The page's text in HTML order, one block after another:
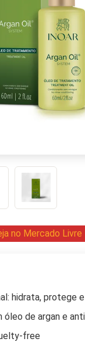
no Mercado Livre
hidrata, protege
óleo de argan e
free